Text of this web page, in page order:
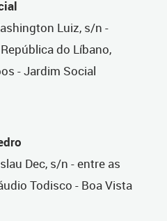
Luiz, s/n -
do Líbano,
- Jardim Social
Dec, s/n - entre as
Todisco - Boa Vista